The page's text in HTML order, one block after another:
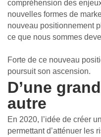
compréhension des
nouvelles formes de
nouveau positionnement
ce que nous sommes
Forte de ce nouveau
poursuit son ascension.
D’une
autre
En 2020, l’idée de créer
permettant d’atténuer les